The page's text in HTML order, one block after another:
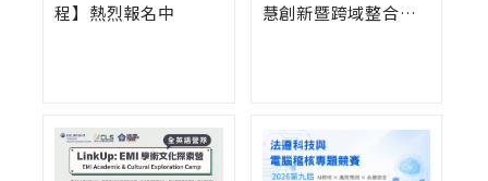
程】熱烈報名中
慧創新暨跨域整合創